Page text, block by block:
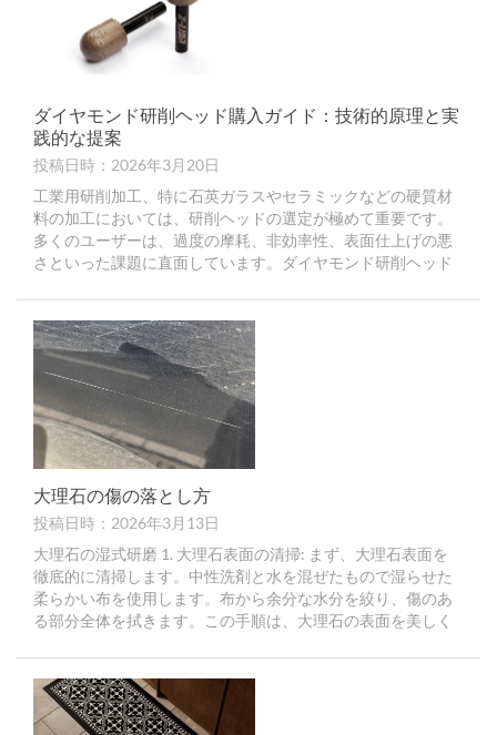
ダイヤモンド研削ヘッド購入ガイド：技術的原理と実
践的な提案
投稿日時：2026年3月20日
工業用研削加工、特に石英ガラスやセラミックなどの硬質材
料の加工においては、研削ヘッドの選定が極めて重要です。
多くのユーザーは、過度の摩耗、非効率性、表面仕上げの悪
さといった課題に直面しています。ダイヤモンド研削ヘッド
大理石の傷の落とし方
投稿日時：2026年3月13日
大理石の湿式研磨 1. 大理石表面の清掃: まず、大理石表面を
徹底的に清掃します。中性洗剤と水を混ぜたもので湿らせた
柔らかい布を使用します。布から余分な水分を絞り、傷のあ
る部分全体を拭きます。この手順は、大理石の表面を美しく